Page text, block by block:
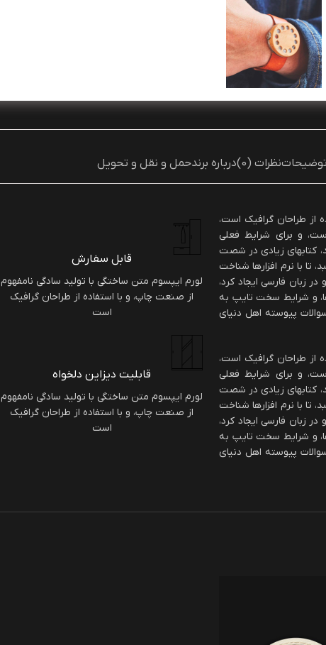
توضیحاتنظرات (0) درباره برندحمل و نقل و تحویل
از طراحان گرافیک است،
و برای شرایط فعلی
کتابهای زیادی در شصت
با نرم افزارها شناخت
زبان فارسی ایجاد کرد،
و شرایط سخت تایپ به
پیوسته اهل دنیای
از طراحان گرافیک است،
و برای شرایط فعلی
کتابهای زیادی در شصت
با نرم افزارها شناخت
زبان فارسی ایجاد کرد،
و شرایط سخت تایپ به
پیوسته اهل دنیای
قابل سفارش
لورم ایپسوم متن ساختگی با تولید سادگی نامفهوم
از صنعت چاپ، و با استفاده از طراحان گرافیک
است
قابلیت دیزاین دلخواه
لورم ایپسوم متن ساختگی با تولید سادگی نامفهوم
از صنعت چاپ، و با استفاده از طراحان گرافیک
است